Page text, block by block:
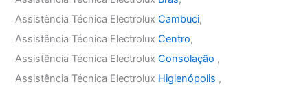
Assistência Técnica ElectroluxCambuci,
Assistência Técnica ElectroluxCentro,
Assistência Técnica ElectroluxConsolação ,
Assistência Técnica Electrolux Higienópolis ,